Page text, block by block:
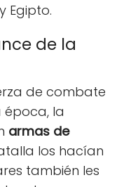
Egipto.
de la
de combate
época, la
armas de
los hacían
también les